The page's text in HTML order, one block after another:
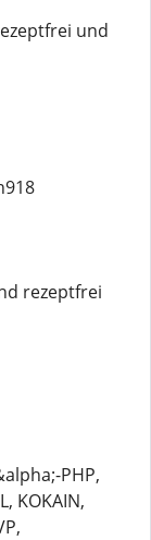
und
rezeptfrei
PHP,
KOKAIN,